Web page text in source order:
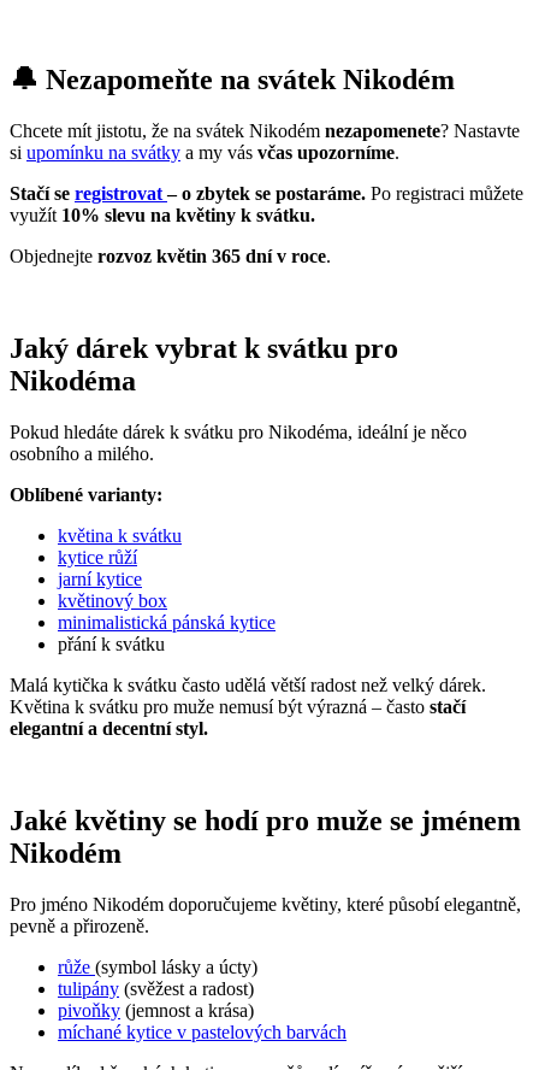
🔔 Nezapomeňte na svátek Nikodém
Chcete mít jistotu, že na svátek Nikodém nezapomenete? Nastavte
si upomínku na svátky a my vás včas upozorníme.
Stačí se registrovat– o zbytek se postaráme. Po registraci můžete
využít 10% slevu na květiny k svátku.
Objednejte rozvoz květin 365 dní v roce.
Jaký dárek vybrat k svátku pro
Nikodéma
Pokud hledáte dárek k svátku pro Nikodéma, ideální je něco
osobního a milého.
Oblíbené varianty:
květina k svátku
kytice růží
jarní kytice
květinový box
minimalistická pánská kytice
přání k svátku
Malá kytička k svátku často udělá větší radost než velký dárek.
Květina k svátku pro muže nemusí být výrazná – často stačí
elegantní a decentní styl.
Jaké květiny se hodí pro muže se jménem
Nikodém
Pro jméno Nikodém doporučujeme květiny, které působí elegantně,
pevně a přirozeně.
růže (symbol lásky a úcty)
tulipány (svěžest a radost)
pivoňky (jemnost a krása)
míchané kytice v pastelových barvách